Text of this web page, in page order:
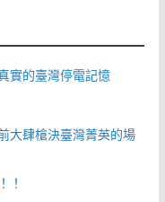
實的臺灣停電記憶
大肆槍決臺灣菁英的場
！